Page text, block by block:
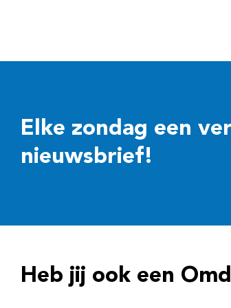
Elke zondag een
nieuwsbrief!
Heb jij ook een